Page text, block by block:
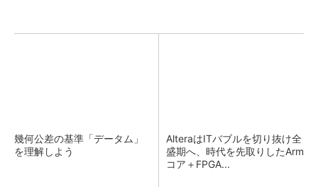
幾何公差の基準「データム」
を理解しよう
AlteraはITバブルを切り抜け全
盛期へ、時代を先取りしたArm
コア＋FPGA...